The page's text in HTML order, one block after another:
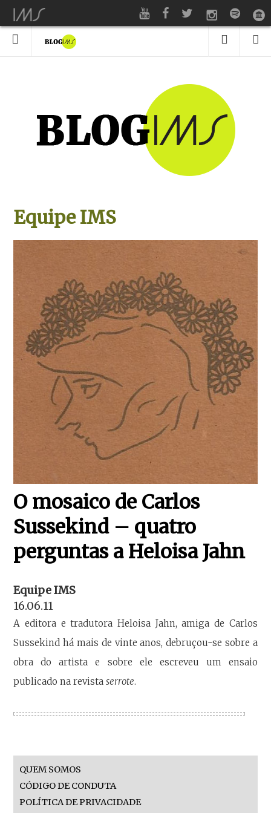
Equipe IMS
O mosaico de Carlos
Sussekind – quatro
perguntas a Heloisa Jahn
Equipe IMS
16.06.11
A editora e tradutora Heloisa Jahn, amiga de Carlos
Sussekind há mais de vinte anos, debruçou-se sobre a
obra do artista e sobre ele escreveu um ensaio
publicado na revistaserrote.
QUEM SOMOS
CÓDIGO DE CONDUTA
POLÍTICA DE PRIVACIDADE